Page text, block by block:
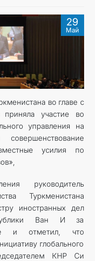
29
Май
во главе с
участие во
управления на
усилия по
руководитель
Туркменистана
иностранных дел
Ван И за
и отметил, что
глобального
КНР Си